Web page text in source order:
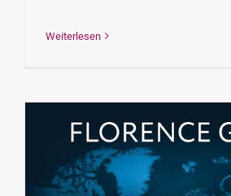
Weiterlesen